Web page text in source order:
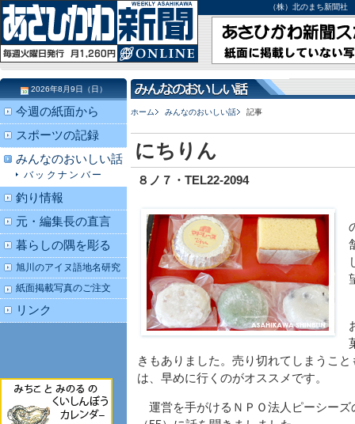
（株）北のまち新聞
ホーム みんなのおいしい話 記事
にちりん
８ノ７・TEL22-2094
きもありました。売り切れてしまうこ
は、早めに行くのがオススメです。
運営を手がけるＮＰＯ法人ピーシーズ
2026年8月9日（日）
今週の紙面から
スポーツの記録
みんなのおいしい話
バックナンバー
釣り情報
元・編集長の直言
暮らしの隅を彫る
旭川のアイヌ語地名研究
紙面掲載写真のご注文
リンク